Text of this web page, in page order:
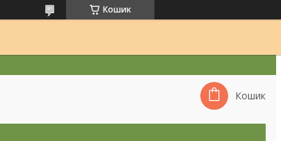
Кошик
Кошик